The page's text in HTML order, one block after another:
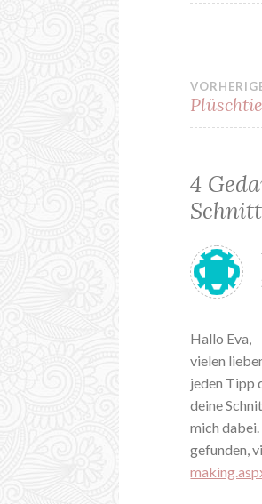
4
Hallo Eva,
vielen
jeden Tipp
deine
mich
gefunden,